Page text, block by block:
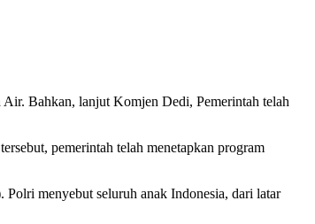
Bahkan, lanjut Komjen Dedi, Pemerintah telah
pemerintah telah menetapkan program
menyebut seluruh anak Indonesia, dari latar